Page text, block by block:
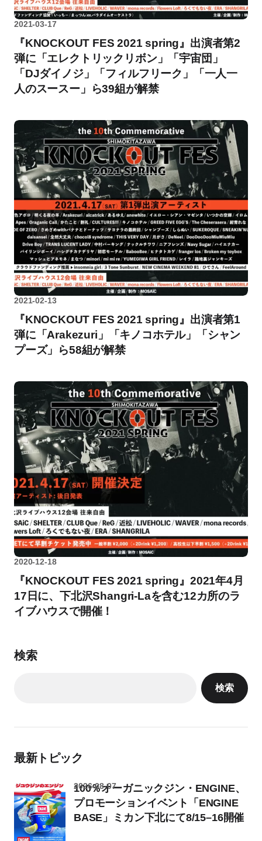
2021-03-17
『KNOCKOUT FES 2021 spring』出演者第2
弾に「エレクトリックリボン」「宇宙団」
「DJダイノジ」「フィルフリーク」「一人一
人のスースー」ら39組が解禁
2021-02-13
『KNOCKOUT FES 2021 spring』出演者第1
弾に「Arakezuri」「キノコホテル」「シャン
プーズ」ら58組が解禁
2020-12-18
『KNOCKOUT FES 2021 spring』2021年4月
17日に、下北沢Shangri-Laを含む12カ所のラ
イブハウスで開催！
検索
検索
最新トピック
100％オーガニックジン・ENGINE、
プロモーションイベント「ENGINE
BASE」ミカン下北にて8/15–16開催
2026-08-07